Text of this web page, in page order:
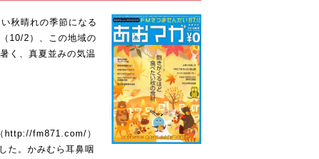
秋晴れの季節になる
10/2）、この地域の
く、真夏並みの気温
http://fm871.com/ ）
た。かみむら耳鼻咽